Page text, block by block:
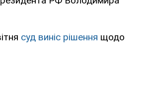
суд виніс рішення щодо